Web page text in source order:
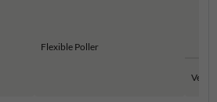
Flexible Poller